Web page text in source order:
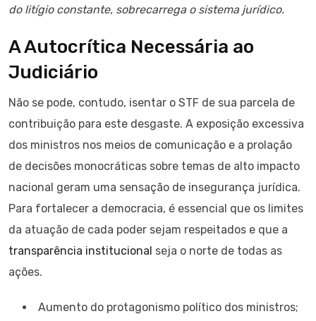
do litígio constante, sobrecarrega o sistema jurídico.
A Autocrítica Necessária ao
Judiciário
Não se pode, contudo, isentar o STF de sua parcela de
contribuição para este desgaste. A exposição excessiva
dos ministros nos meios de comunicação e a prolação
de decisões monocráticas sobre temas de alto impacto
nacional geram uma sensação de insegurança jurídica.
Para fortalecer a democracia, é essencial que os limites
da atuação de cada poder sejam respeitados e que a
transparência institucional seja o norte de todas as
ações.
Aumento do protagonismo político dos ministros;